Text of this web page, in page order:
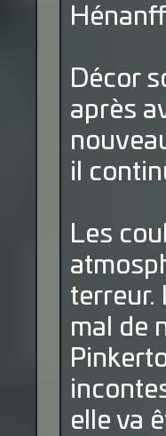
Décor
après
il
Les
terreur.
mal de
elle va